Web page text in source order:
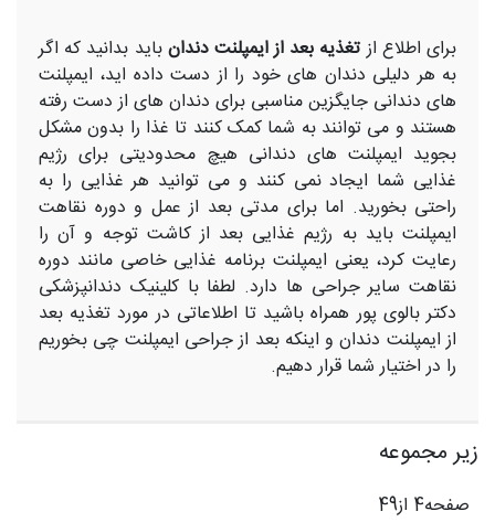
برای اطلاع ازتغذیه بعد از ایمپلنت دندانباید بدانید که اگر
به هر دلیلی دندان های خود را از دست داده اید، ایمپلنت
های دندانی جایگزین مناسبی برای دندان های از دست رفته
هستند و می توانند به شما کمک کنند تا غذا را بدون مشکل
بجوید ایمپلنت های دندانی هیچ محدودیتی برای رژیم
غذایی شما ایجاد نمی کنند و می توانید هر غذایی را به
راحتی بخورید. اما برای مدتی بعد از عمل و دوره نقاهت
ایمپلنت باید به رژیم غذایی بعد از کاشت توجه و آن را
رعایت کرد، یعنی ایمپلنت برنامه غذایی خاصی مانند دوره
نقاهت سایر جراحی ها دارد. لطفا با کلینیک دندانپزشکی
دکتر بالوی پور همراه باشید تا اطلاعاتی در مورد تغذیه بعد
از ایمپلنت دندان و اینکه بعد از جراحی ایمپلنت چی بخوریم
را در اختیار شما قرار دهیم.
زیر مجموعه
صفحه4 از49